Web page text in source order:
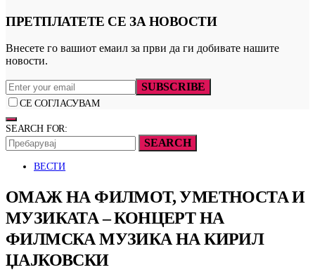
ПРЕТПЛАТЕТЕ СЕ ЗА НОВОСТИ
Внесете го вашиот емаил за први да ги добивате нашите
новости.
SUBSCRIBE
СЕ СОГЛАСУВАМ
SEARCH FOR:
SEARCH
ВЕСТИ
ОМАЖ НА ФИЛМОТ, УМЕТНОСТА И
МУЗИКАТА – КОНЦЕРТ НА
ФИЛМСКА МУЗИКА НА КИРИЛ
ЏАЈКОВСКИ